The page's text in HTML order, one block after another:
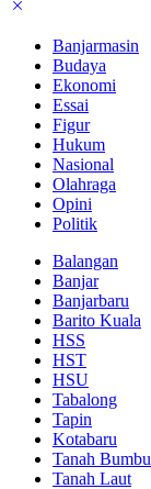
Banjarmasin
Budaya
Ekonomi
Essai
Figur
Hukum
Nasional
Olahraga
Opini
Politik
Balangan
Banjar
Banjarbaru
Barito Kuala
HSS
HST
HSU
Tabalong
Tapin
Kotabaru
Tanah Bumbu
Tanah Laut